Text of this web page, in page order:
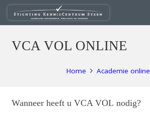
VCA VOL ONLINE
Home Academie online
Wanneer heeft u VCA VOL nodig?